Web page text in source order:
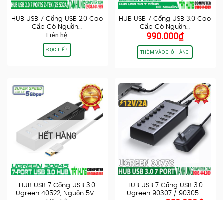
HUB USB 7 Cổng USB 2.0 Cao
Cấp Có Nguồn…
Liên hệ
ĐỌC TIẾP
HUB USB 7 Cổng USB 3.0 Cao
Cấp Có Nguồn…
990.000₫
THÊM VÀO GIỎ HÀNG
HẾT HÀNG
HUB USB 7 Cổng USB 3.0
Ugreen 40522, Nguồn 5V…
HUB USB 7 Cổng USB 3.0
Ugreen 90307 / 90305…